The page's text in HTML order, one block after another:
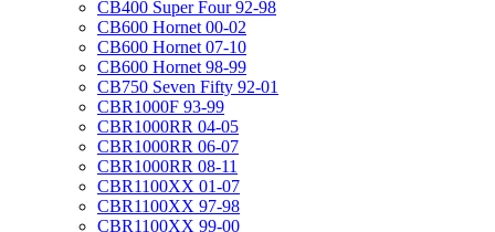
CB400 Super Four 92-98
CB600 Hornet 00-02
CB600 Hornet 07-10
CB600 Hornet 98-99
CB750 Seven Fifty 92-01
CBR1000F 93-99
CBR1000RR 04-05
CBR1000RR 06-07
CBR1000RR 08-11
CBR1100XX 01-07
CBR1100XX 97-98
CBR1100XX 99-00